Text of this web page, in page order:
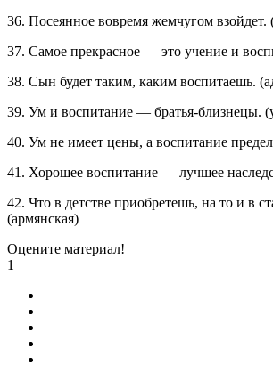
36. Посеянное вовремя жемчугом взойдет.
37. Самое прекрасное — это учение и
38. Сын будет таким, каким воспитаешь.
39. Ум и воспитание — братья-близнецы.
40. Ум не имеет цены, а воспитание
41. Хорошее воспитание — лучшее
42. Что в детстве приобретешь, на то и в
(армянская)
Оцените материал!
1